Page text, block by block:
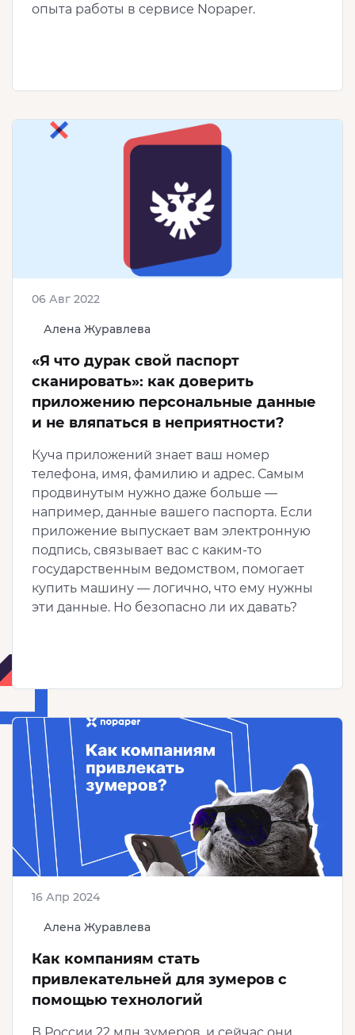
опыта работы в сервисе Nopaper.
Алена Журавлева
06 Авг 2022
«Я что дурак свой паспорт
сканировать»: как доверить
приложению персональные данные
и не вляпаться в неприятности?
Куча приложений знает ваш номер
телефона, имя, фамилию и адрес. Самым
продвинутым нужно даже больше —
например, данные вашего паспорта. Если
приложение выпускает вам электронную
подпись, связывает вас с каким-то
государственным ведомством, помогает
купить машину — логично, что ему нужны
эти данные. Но безопасно ли их давать?
Алена Журавлева
16 Апр 2024
Как компаниям стать
привлекательней для зумеров с
помощью технологий